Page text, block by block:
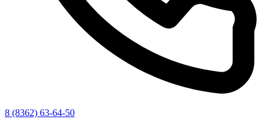
8 (8362) 63-64-50